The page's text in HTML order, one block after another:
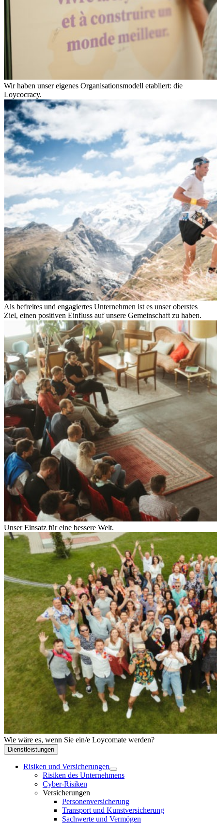
Wir haben unser eigenes Organisationsmodell etabliert: die
Loycocracy.
Als befreites und engagiertes Unternehmen ist es unser oberstes
Ziel, einen positiven Einfluss auf unsere Gemeinschaft zu haben.
Unser Einsatz für eine bessere Welt.
Wie wäre es, wenn Sie ein/e Loycomate werden?
Dienstleistungen
Risiken und Versicherungen
Risiken des Unternehmens
Cyber-Risiken
Versicherungen
Personenversicherung
Transport und Kunstversicherung
Sachwerte und Vermögen